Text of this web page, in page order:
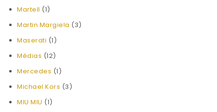
Martell (1)
Martin Margiela (3)
Maserati (1)
Médias (12)
Mercedes (1)
Michael Kors (3)
MIU MIU (1)